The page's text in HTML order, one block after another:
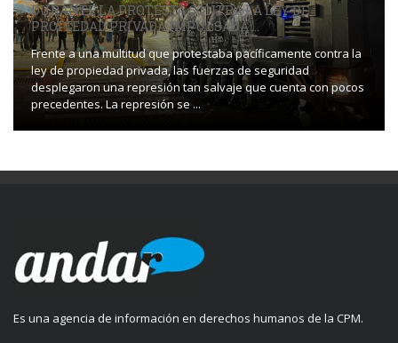
DURANTE LA PROTESTA CONTRA LA LEY DE
PROPIEDAD PRIVADA IMPULSADA ...
Frente a una multitud que protestaba pacíficamente contra la
ley de propiedad privada, las fuerzas de seguridad
desplegaron una represión tan salvaje que cuenta con pocos
precedentes. La represión se ...
Es una agencia de información en derechos humanos de la CPM.